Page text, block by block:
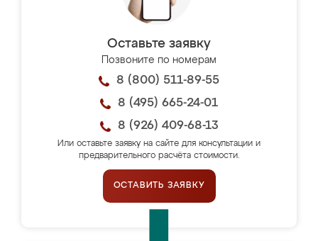
Оставьте заявку
Позвоните по номерам
8 (800) 511-89-55
8 (495) 665-24-01
8 (926) 409-68-13
Или оставьте заявку на сайте для консультации и
предварительного расчёта стоимости.
ОСТАВИТЬ ЗАЯВКУ